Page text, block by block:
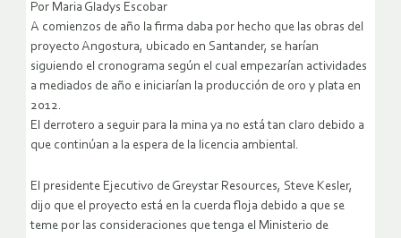
Por Maria Gladys Escobar
A comienzos de año la firma daba por hecho que las obras del
proyecto Angostura, ubicado en Santander, se harían
siguiendo el cronograma según el cual empezarían actividades
a mediados de año e iniciarían la producción de oro y plata en
2012.
El derrotero a seguir para la mina ya no está tan claro debido a
que continúan a la espera de la licencia ambiental.
El presidente Ejecutivo de Greystar Resources, Steve Kesler,
dijo que el proyecto está en la cuerda floja debido a que se
teme por las consideraciones que tenga el Ministerio de